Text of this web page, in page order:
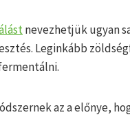
nevezhetjük ugyan
Leginkább
az a előnye,